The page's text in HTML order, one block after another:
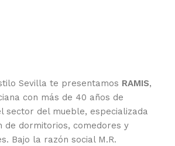
Sevilla te presentamos RAMIS,
con más de 40 años de
sector del mueble, especializada
de dormitorios, comedores y
Bajo la razón social M.R.